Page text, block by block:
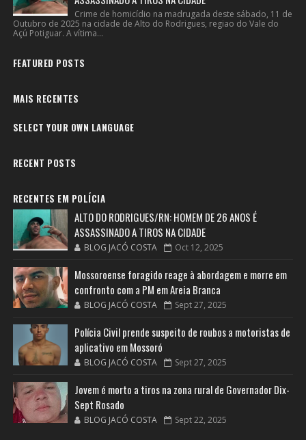
Crime de homicídio na madrugada deste sábado, 11 de
Outubro de 2025 na cidade de Alto do Rodrigues, regiao do Vale do
Açú Potiguar. A vítima...
FEATURED POSTS
MAIS RECENTES
SELECT YOUR OWN LANGUAGE
RECENT POSTS
RECENTES EM POLÍCIA
ALTO DO RODRIGUES/RN: HOMEM DE 26 ANOS É
ASSASSINADO A TIROS NA CIDADE
BLOG JACÓ COSTA Oct 12, 2025
Mossoroense foragido reage à abordagem e morre em
confronto com a PM em Areia Branca
BLOG JACÓ COSTA Sept 27, 2025
Polícia Civil prende suspeito de roubos a motoristas de
aplicativo em Mossoró
BLOG JACÓ COSTA Sept 27, 2025
Jovem é morto a tiros na zona rural de Governador Dix-
Sept Rosado
BLOG JACÓ COSTA Sept 22, 2025